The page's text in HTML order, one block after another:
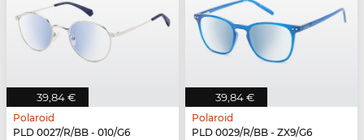
39,84 €
Polaroid
PLD 0027/R/BB - 010/G6
39,84 €
Polaroid
PLD 0029/R/BB - ZX9/G6